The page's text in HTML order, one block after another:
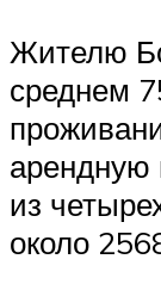
Жителю
среднем
арендную
из
около